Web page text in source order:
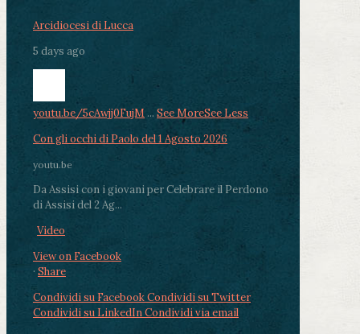
Arcidiocesi di Lucca
5 days ago
youtu.be/5cAwjj0FujM ... See MoreSee Less
Con gli occhi di Paolo del 1 Agosto 2026
youtu.be
Da Assisi con i giovani per Celebrare il Perdono
di Assisi del 2 Ag...
Video
View on Facebook
· Share
Condividi su FacebookCondividi su Twitter
Condividi su LinkedInCondividi via email